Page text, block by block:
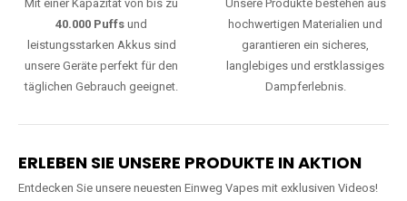
Mit einer Kapazität von bis zu
40.000 Puffs und
leistungsstarken Akkus sind
unsere Geräte perfekt für den
täglichen Gebrauch geeignet.
Unsere Produkte bestehen aus
hochwertigen Materialien und
garantieren ein sicheres,
langlebiges und erstklassiges
Dampferlebnis.
ERLEBEN SIE UNSERE PRODUKTE IN AKTION
Entdecken Sie unsere neuesten Einweg Vapes mit exklusiven Videos!